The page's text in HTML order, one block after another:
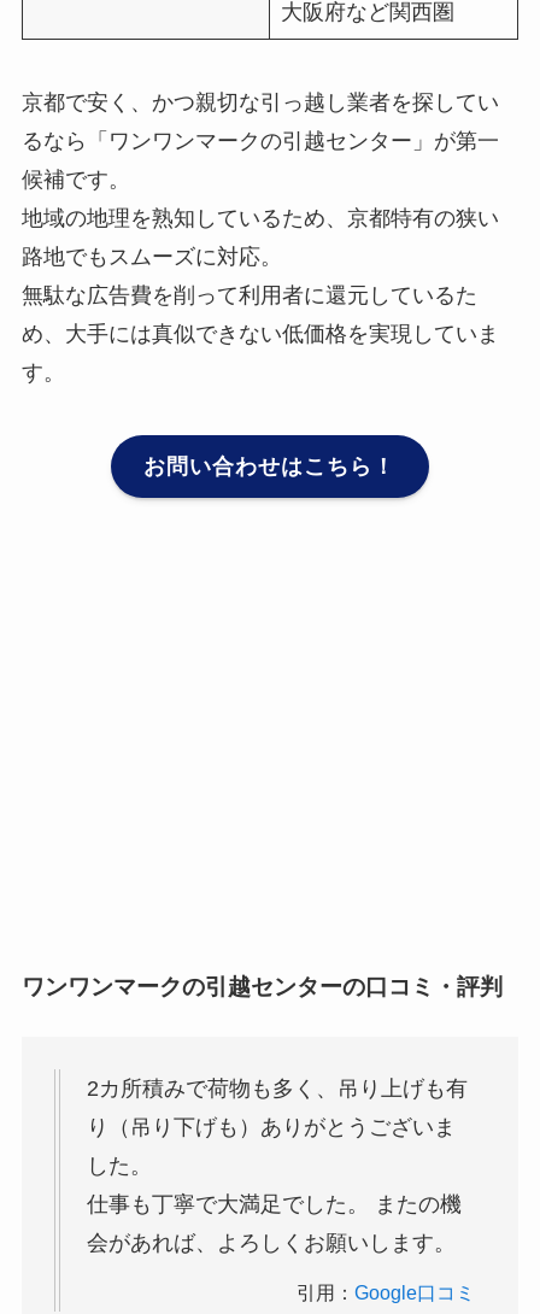
大阪府など関西圏
京都で安く、かつ親切な引っ越し業者を探してい
るなら「ワンワンマークの引越センター」が第一
候補です。
地域の地理を熟知しているため、京都特有の狭い
路地でもスムーズに対応。
無駄な広告費を削って利用者に還元しているた
め、大手には真似できない低価格を実現していま
す。
お問い合わせはこちら！
ワンワンマークの引越センターの口コミ・評判
2カ所積みで荷物も多く、吊り上げも有
り（吊り下げも）ありがとうございま
した。
仕事も丁寧で大満足でした。 またの機
会があれば、よろしくお願いします。
引用：Google口コミ